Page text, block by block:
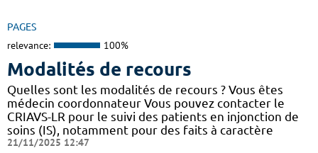
PAGES
relevance: 100%
Modalités de recours
Quelles sont les modalités de recours ? Vous êtes
médecin coordonnateur Vous pouvez contacter le
CRIAVS-LR pour le suivi des patients en injonction de
soins (IS), notamment pour des faits à caractère
21/11/2025 12:47